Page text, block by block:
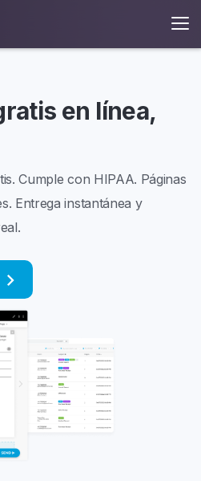
en línea,
Cumple con HIPAA. Páginas
Entrega instantánea y